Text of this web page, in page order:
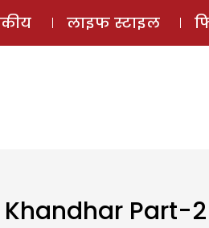
लाइफ स्टाइल
Khandhar Part-